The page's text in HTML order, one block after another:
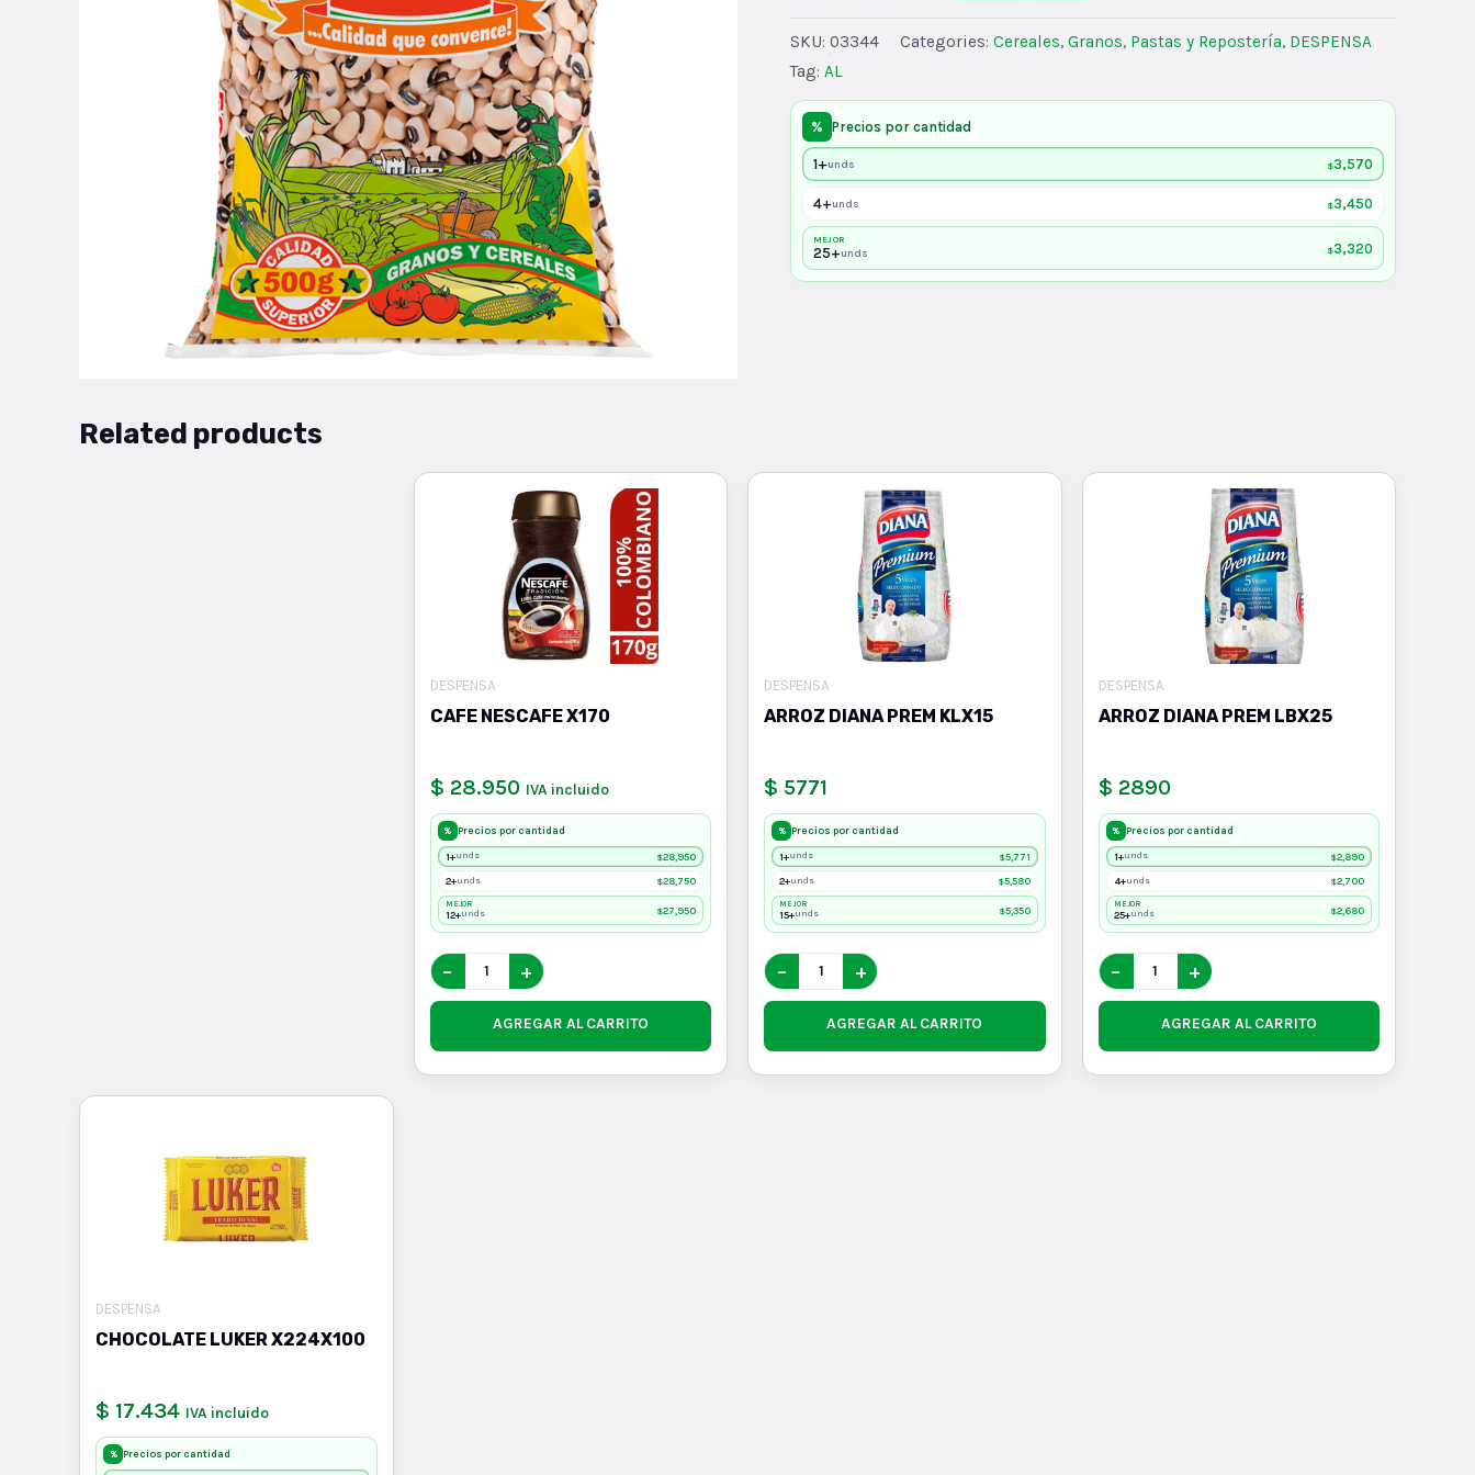
quantity
SKU: 03344 Categories: Cereales, Granos, Pastas y Repostería, DESPENSA
Tag: AL
% Precios por cantidad
1+unds $3,570
4+unds $3,450
MEJOR
25+unds $3,320
Related products
DESPENSA
CAFE NESCAFE X170
$ 28.950 IVA incluido
% Precios por cantidad
1+unds $28,950
2+unds $28,750
MEJOR
12+unds $27,950
− +
AGREGAR AL CARRITO
DESPENSA
ARROZ DIANA PREM KLX15
$ 5771
% Precios por cantidad
1+unds $5,771
2+unds $5,580
MEJOR
15+unds $5,350
− +
AGREGAR AL CARRITO
DESPENSA
ARROZ DIANA PREM LBX25
$ 2890
% Precios por cantidad
1+unds $2,890
4+unds $2,700
MEJOR
25+unds $2,680
− +
AGREGAR AL CARRITO
DESPENSA
CHOCOLATE LUKER X224X100
$ 17.434 IVA incluido
% Precios por cantidad